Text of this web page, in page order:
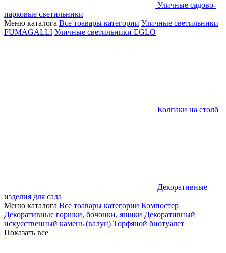
Уличные садово-
парковые светильники
Меню каталога Все тоавары категории Уличные светильники
FUMAGALLI Уличные светильники EGLO
Колпаки на столб
Декоративные
изделия для сада
Меню каталога Все тоавары категории Компостер
Декоративные горшки, бочонки, ящики Декоративный
искусственный камень (валун) Торфяной биотуалет
Показать все